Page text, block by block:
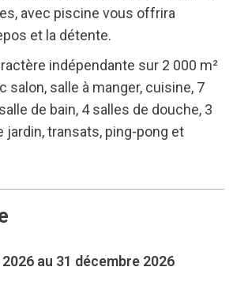
avec piscine vous offrira
et la détente.
indépendante sur 2 000 m²
salon, salle à manger, cuisine, 7
de bain, 4 salles de douche, 3
jardin, transats, ping-pong et
au 31 décembre 2026